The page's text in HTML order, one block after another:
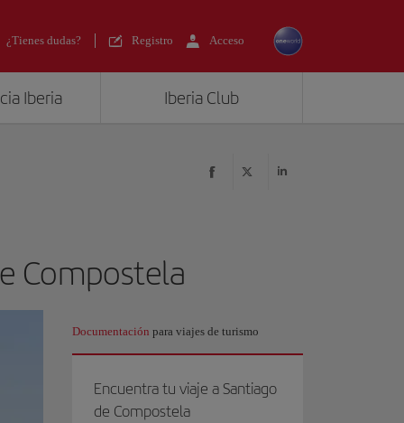
¿Tienes dudas? Registro Acceso
Iberia Iberia Club
Compostela
Documentación para viajes de turismo
Encuentra tu viaje a Santiago
de Compostela